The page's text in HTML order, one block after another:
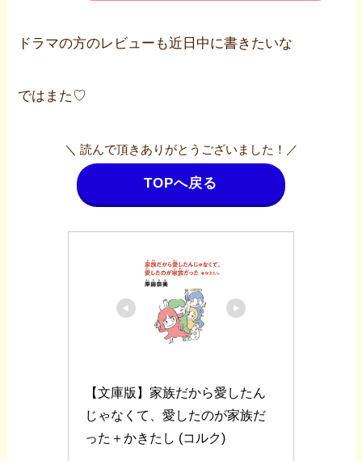
ドラマの方のレビューも近日中に書きたいな
ではまた♡
＼ 読んで頂きありがとうございました！／
TOPへ戻る
【文庫版】家族だから愛したん
じゃなくて、愛したのが家族だ
った＋かきたし (コルク)